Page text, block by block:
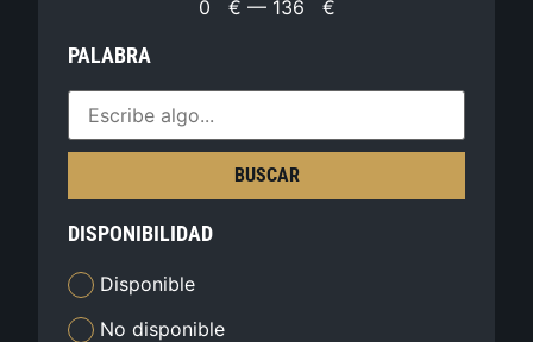
0 € — 136 €
PALABRA
BUSCAR
DISPONIBILIDAD
Disponible
No disponible